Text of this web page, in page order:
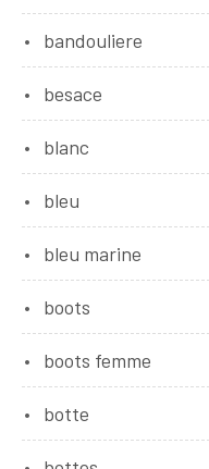
bandouliere
besace
blanc
bleu
bleu marine
boots
boots femme
botte